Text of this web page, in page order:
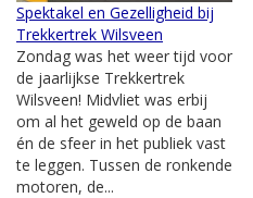
Spektakel en Gezelligheid bij
Trekkertrek Wilsveen
Zondag was het weer tijd voor
de jaarlijkse Trekkertrek
Wilsveen! Midvliet was erbij
om al het geweld op de baan
én de sfeer in het publiek vast
te leggen. Tussen de ronkende
motoren, de...